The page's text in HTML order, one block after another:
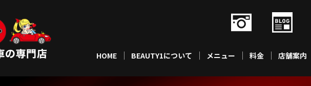
HOME BEAUTY1について メニュー 料金 店舗案内